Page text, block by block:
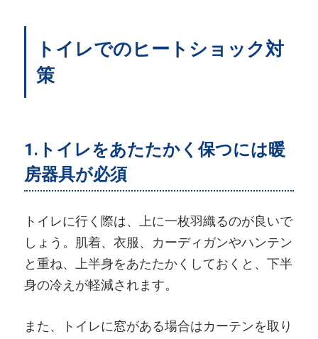
トイレでのヒートショック対
策
1.トイレをあたたかく保つには暖
房器具が必須
トイレに行く際は、上に一枚羽織るのが良いで
しょう。肌着、衣服、カーディガンやハンテン
と重ね、上半身をあたたかくしておくと、下半
身の冷えが軽減されます。
また、トイレに窓がある場合はカーテンを取り